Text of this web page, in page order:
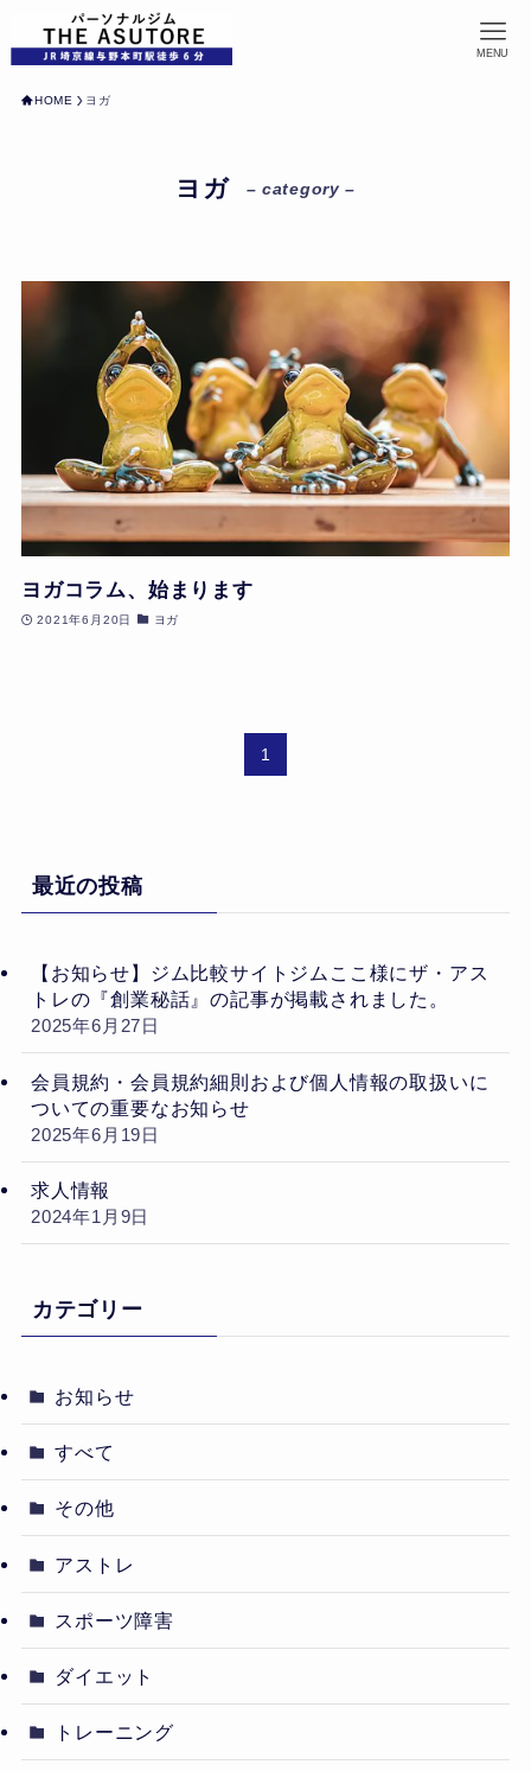
MENU
HOME ヨガ
ヨガ – category –
ヨガコラム、始まります
2021年6月20日 ヨガ
1
最近の投稿
【お知らせ】ジム比較サイトジムここ様にザ・アス
トレの『創業秘話』の記事が掲載されました。
2025年6月27日
会員規約・会員規約細則および個人情報の取扱いに
ついての重要なお知らせ
2025年6月19日
求人情報
2024年1月9日
カテゴリー
お知らせ
すべて
その他
アストレ
スポーツ障害
ダイエット
トレーニング